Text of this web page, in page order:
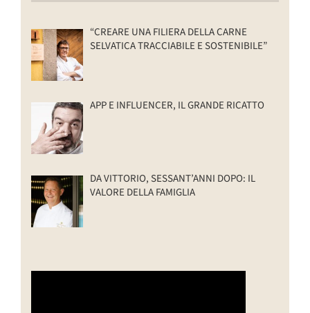
“CREARE UNA FILIERA DELLA CARNE
SELVATICA TRACCIABILE E SOSTENIBILE”
APP E INFLUENCER, IL GRANDE RICATTO
DA VITTORIO, SESSANT’ANNI DOPO: IL
VALORE DELLA FAMIGLIA